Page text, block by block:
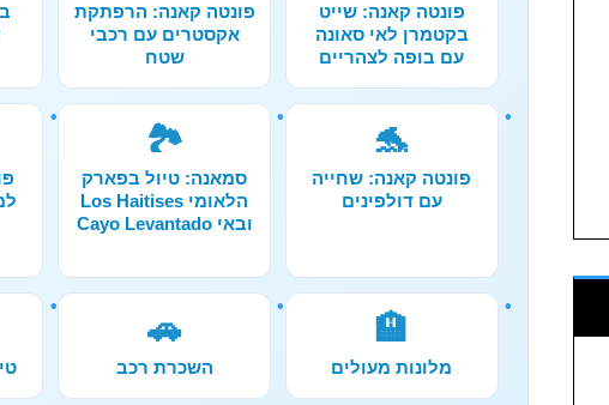
פונטה קאנה: שייט
בקטמרן לאי סאונה
עם בופה לצהריים
פונטה קאנה: הרפתקת
אקסטרים עם רכבי
שטח
🐬
פונטה קאנה: שחייה
עם דולפינים
🏞️
סמאנה: טיול בפארק
הלאומי Los Haitises
ובאי Cayo Levantado
🏨
מלונות מעולים
🚗
השכרת רכב